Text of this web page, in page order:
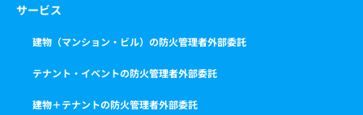
サービス
建物（マンション・ビル）の防火管理者外部委託
テナント・イベントの防火管理者外部委託
建物＋テナントの防火管理者外部委託